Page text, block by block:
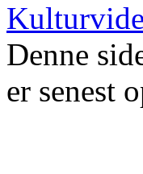
Denne
er senest